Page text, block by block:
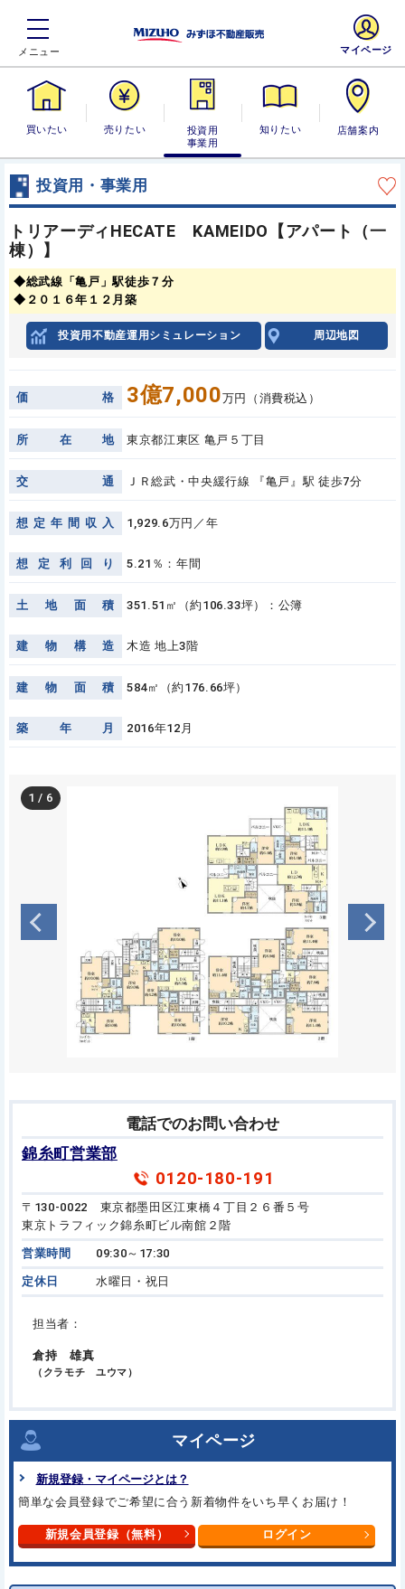
買いたい 売りたい
投資用・事業
用
知りたい 店舗案内
マイページ
投資用・事業用
トリアーディHECATE KAMEIDO【アパート（一
棟）】
◆総武線「亀戸」駅徒歩７分
◆２０１６年１２月築
投資用不動産運用シミュレーション 周辺地図
価 格 3億7,000万円（消費税込）
所 在 地 東京都江東区 亀戸５丁目
交 通 ＪＲ総武・中央緩行線 『亀戸』駅 徒歩7分
想 定 年 間 収 入 1,929.6万円／年
想 定 利 回 り 5.21％：年間
土 地 面 積 351.51㎡（約106.33坪）：公簿
建 物 構 造 木造 地上3階
建 物 面 積 584㎡（約176.66坪）
築 年 月 2016年12月
1 / 6
電話でのお問い合わせ
錦糸町営業部
0120-180-191
〒130-0022 東京都墨田区江東橋４丁目２６番５号
東京トラフィック錦糸町ビル南館２階
営業時間 09:30～17:30
定休日 水曜日・祝日
担当者：
倉持 雄真
（クラモチ ユウマ）
マイページ
新規登録・マイページとは？
簡単な会員登録でご希望に合う新着物件をいち早くお届け！
新規会員登録（無料） ログイン